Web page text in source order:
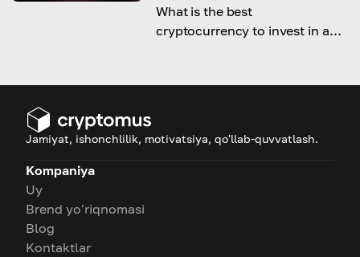
What is the best
cryptocurrency to invest in and
according to today's market
Jamiyat, ishonchlilik, motivatsiya, qo'llab-quvvatlash.
Kompaniya
Uy
Brend yo'riqnomasi
Blog
Kontaktlar